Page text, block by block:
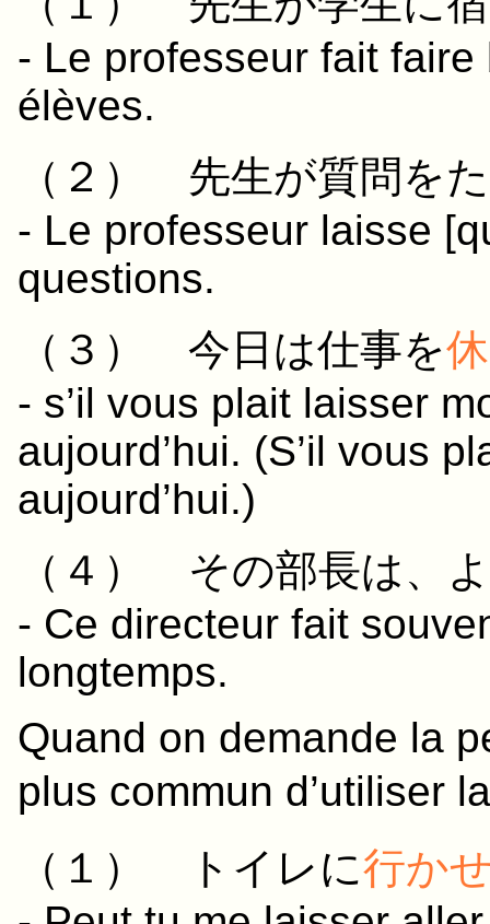
- Le professeur fait
élèves.
（２） 先生が質問 を
- Le professeur laisse
questions.
（３） 今日 は仕事を
- s’il vous plait laisser
aujourd’hui. (S’il vous
aujourd’hui.)
（４） その部長は、
- Ce directeur fait
longtemps.
Quand on demande la
plus commun d’utiliser
（１）
トイレに行か